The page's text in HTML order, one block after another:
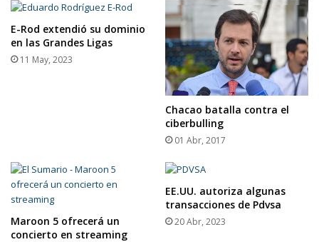
E-Rod extendió su dominio
en las Grandes Ligas
11 May, 2023
Chacao batalla contra el
ciberbulling
01 Abr, 2017
Maroon 5 ofrecerá un
concierto en streaming
EE.UU. autoriza algunas
transacciones de Pdvsa
20 Abr, 2023